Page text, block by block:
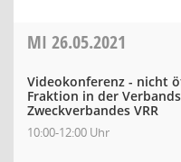
MI 26.05.2021
Videokonferenz - nicht
Fraktion in der
Zweckverbandes VRR
10:00-12:00 Uhr